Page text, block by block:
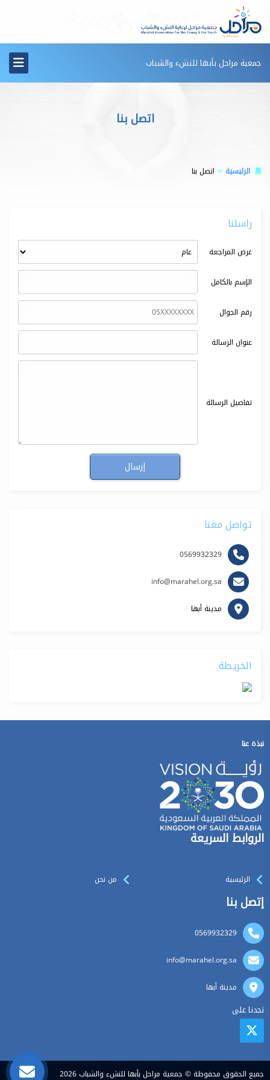
جمعية مراحل بأبها للنشء والشباب
اتصل بنا
الرئيسية اتصل بنا
راسلنا
غرض المراجعة
الإسم بالكامل
رقم الجوال
عنوان الرسالة
تفاصيل الرسالة
تواصل معنا
0569932329
info@marahel.org.sa
مدينة أبها
الخريطة
نبذة عنا
الروابط السريعة
الرئيسية من نحن
إتصل بنا
0569932329
info@marahel.org.sa
مدينة أبها
تجدنا على
جميع الحقوق محفوظة © جمعية مراحل بأبها للنشء والشباب 2026